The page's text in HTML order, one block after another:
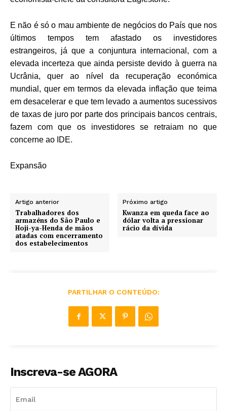
E não é só o mau ambiente de negócios do País que nos
últimos tempos tem afastado os investidores
estrangeiros, já que a conjuntura internacional, com a
elevada incerteza que ainda persiste devido à guerra na
Ucrânia, quer ao nível da recuperação económica
mundial, quer em termos da elevada inflação que teima
em desacelerar e que tem levado a aumentos sucessivos
de taxas de juro por parte dos principais bancos centrais,
fazem com que os investidores se retraiam no que
concerne ao IDE.
Expansão
Artigo anterior
Trabalhadores dos
armazéns do São Paulo e
Hoji-ya-Henda de mãos
atadas com encerramento
dos estabelecimentos
Próximo artigo
Kwanza em queda face ao
dólar volta a pressionar
rácio da dívida
PARTILHAR O CONTEÚDO:
Inscreva-se AGORA